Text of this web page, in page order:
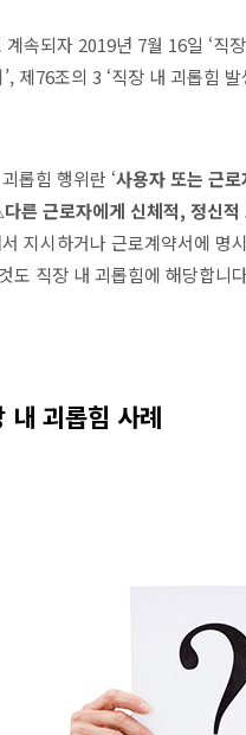
계속되자 2019년 7월 16일 ‘직
’, 제76조의 3 ‘직장 내 괴롭힘 발
롭힘 행위란 ‘사용자 또는 근로
다른 근로자에게 신체적, 정신적
지시하거나 근로계약서에 명
도 직장 내 괴롭힘에 해당합니
내 괴롭힘 사례